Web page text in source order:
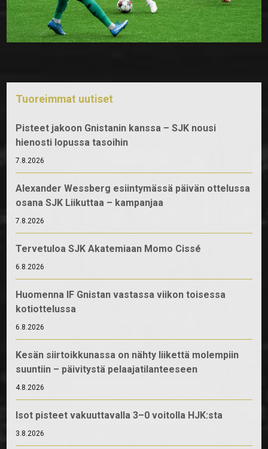
Tuoreimmat uutiset
Pisteet jakoon Gnistanin kanssa – SJK nousi
hienosti lopussa tasoihin
7.8.2026
Alexander Wessberg esiintymässä päivän ottelussa
osana SJK Liikuttaa – kampanjaa
7.8.2026
Tervetuloa SJK Akatemiaan Momo Cissé
6.8.2026
Huomenna IF Gnistan vastassa viikon toisessa
kotiottelussa
6.8.2026
Kesän siirtoikkunassa on nähty liikettä molempiin
suuntiin – päivitystä pelaajatilanteeseen
4.8.2026
Isot pisteet vakuuttavalla 3–0 voitolla HJK:sta
3.8.2026